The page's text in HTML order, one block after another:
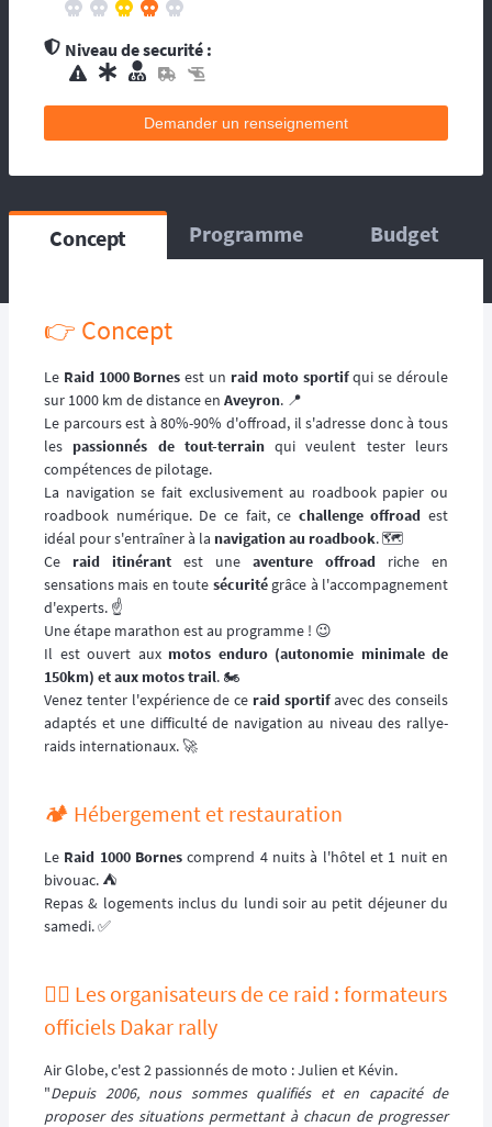
Niveau de securité :
contacts d’assistance médicale locale.
L’organisation dispose de médecin(s), et
d’une équipe médicale. Ils se répartissent sur
le circuit, ou suivent la progression de la
course. La balise satellitaire est fortement
conseillée pour les accidents qui pourraient
L’organisation dispose d’au moins une
poste ainsi que des médecins et équipes
médicales qui se répartissent sur le circuit,
ainsi que des médecins et équipes médicales
progression de la course.
Demander un renseignement
Concept Programme Budget
👉️ Concept
Le Raid 1000 Bornes est un raid moto sportifqui se déroule
sur 1000 km de distance en Aveyron. 📍
Le parcours est à 80%-90% d'offroad, il s'adresse donc à tous
les passionnés de tout-terrainqui veulent tester leurs
compétences de pilotage.
La navigation se fait exclusivement au roadbook papier ou
roadbook numérique. De ce fait, ce challenge offroad est
idéal pour s'entraîner à la navigation au roadbook. 🗺️
Ce raid itinérant est une aventure offroad riche en
sensations mais en toute sécuritégrâce à l'accompagnement
d'experts. ☝️
Une étape marathon est au programme ! 😉
Il est ouvert aux motos enduro (autonomie minimale de
150km) et aux motos trail. 🏍️
Venez tenter l'expérience de ce raid sportifavec des conseils
adaptés et une difficulté de navigation au niveau des rallye-
raids internationaux. 🚀
🏕️ Hébergement et restauration
Le Raid 1000 Bornes comprend 4 nuits à l'hôtel et 1 nuit en
bivouac. ⛺️
Repas & logements inclus du lundi soir au petit déjeuner du
samedi. ✅
🙋‍♂️ Les organisateurs de ce raid : formateurs
officiels Dakar rally
Air Globe, c'est 2 passionnés de moto : Julien et Kévin.
"Depuis 2006, nous sommes qualifiés et en capacité de
proposer des situations permettant à chacun de progresser